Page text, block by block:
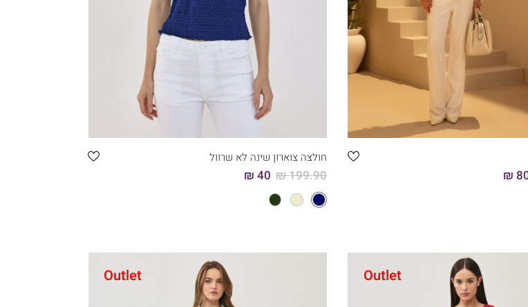
40
42
44
46
קני עכשיו
80
36
42
קני עכשיו
חולצה צוארון שינה לא שרוול
40 ₪ 199.90 ₪
Outlet
Outlet